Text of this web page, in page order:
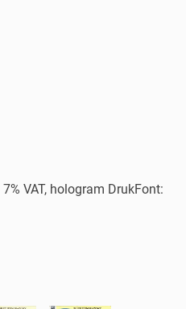
VAT, hologram DrukFont: